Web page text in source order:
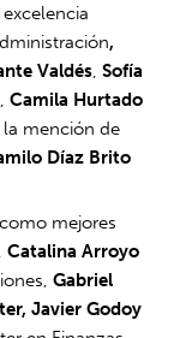
,
Valdés ,Sofía
,Camila Hurtado
la mención de
Díaz Brito
mejores
Catalina Arroyo
Gabriel
Javier Godoy